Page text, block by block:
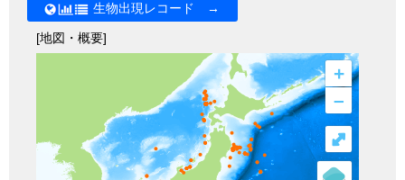
生物出現レコード →
[地図・概要]
+
–
⤢